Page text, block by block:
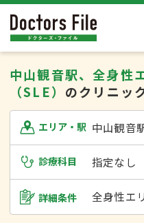
中山観音駅、全身性
（SLE） のクリニッ
エリア・駅 中山観音
診療科目 指定なし
詳細条件